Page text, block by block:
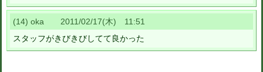
(14) oka 2011/02/17(木) 11:51
スタッフがきびきびしてて良かった